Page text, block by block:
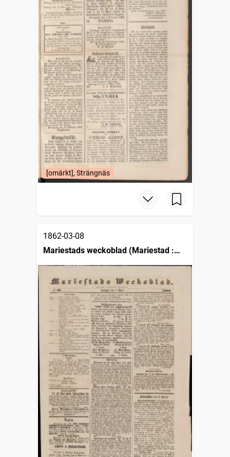
[omärkt], Strängnäs
1862-03-08
Mariestads weckoblad (Mariestad :
1834)